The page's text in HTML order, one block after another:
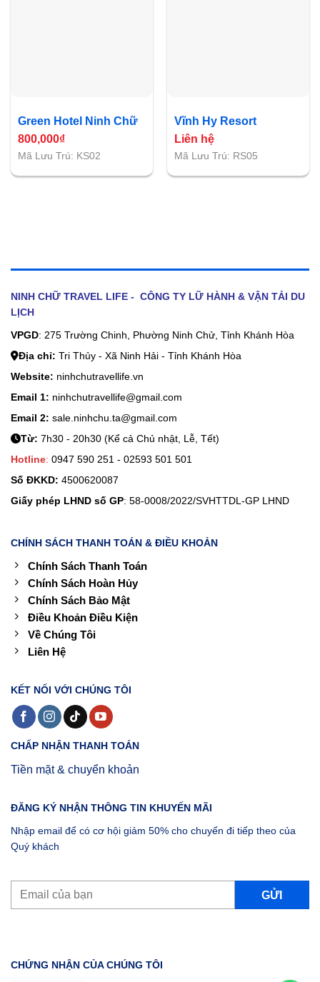
Green Hotel Ninh Chữ
800,000₫
Mã Lưu Trú: KS02
Vĩnh Hy Resort
Liên hệ
Mã Lưu Trú: RS05
NINH CHỮ TRAVEL LIFE - CÔNG TY LỮ HÀNH & VẬN TẢI DU
LỊCH
VPGD: 275 Trường Chinh, Phường Ninh Chử, Tỉnh Khánh Hòa
Địa chỉ: Tri Thủy - Xã Ninh Hải - Tỉnh Khánh Hòa
Website: ninhchutravellife.vn
Email 1: ninhchutravellife@gmail.com
Email 2: sale.ninhchu.ta@gmail.com
Từ: 7h30 - 20h30 (Kể cả Chủ nhật, Lễ, Tết)
Hotline: 0947 590 251 - 02593 501 501
Số ĐKKD: 4500620087
Giấy phép LHND số GP: 58-0008/2022/SVHTTDL-GP LHND
CHÍNH SÁCH THANH TOÁN & ĐIỀU KHOẢN
Chính Sách Thanh Toán
Chính Sách Hoàn Hủy
Chính Sách Bảo Mật
Điều Khoản Điều Kiện
Về Chúng Tôi
Liên Hệ
KẾT NỐI VỚI CHÚNG TÔI
CHẤP NHẬN THANH TOÁN
Tiền mặt & chuyển khoản
ĐĂNG KÝ NHẬN THÔNG TIN KHUYẾN MÃI
Nhập email để có cơ hội giảm 50% cho chuyến đi tiếp theo của
Quý khách
CHỨNG NHẬN CỦA CHÚNG TÔI